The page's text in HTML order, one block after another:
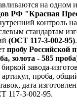
на одном
РФ "Красная
контроль
стандартам
(ОСТ 117-3-002-95)
пробу Российской
золота - 585
завода-
проба,
дата
117-3-002-95.